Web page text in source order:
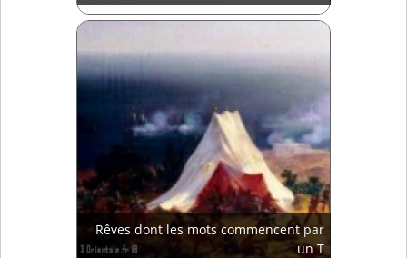
Rêves dont les mots commencent par
un T